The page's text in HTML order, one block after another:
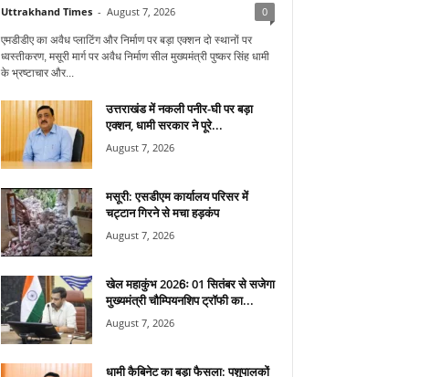
Uttrakhand Times - August 7, 2026 0
एमडीडीए का अवैध प्लाटिंग और निर्माण पर बड़ा एक्शन दो स्थानों पर
ध्वस्तीकरण, मसूरी मार्ग पर अवैध निर्माण सील मुख्यमंत्री पुष्कर सिंह धामी
के भ्रष्टाचार और...
उत्तराखंड में नकली पनीर-घी पर बड़ा
एक्शन, धामी सरकार ने पूरे...
August 7, 2026
मसूरी: एसडीएम कार्यालय परिसर में
चट्टान गिरने से मचा हड़कंप
August 7, 2026
खेल महाकुंभ 2026ः 01 सितंबर से सजेगा
मुख्यमंत्री चौम्पियनशिप ट्रॉफी का...
August 7, 2026
धामी कैबिनेट का बड़ा फैसला: पशुपालकों